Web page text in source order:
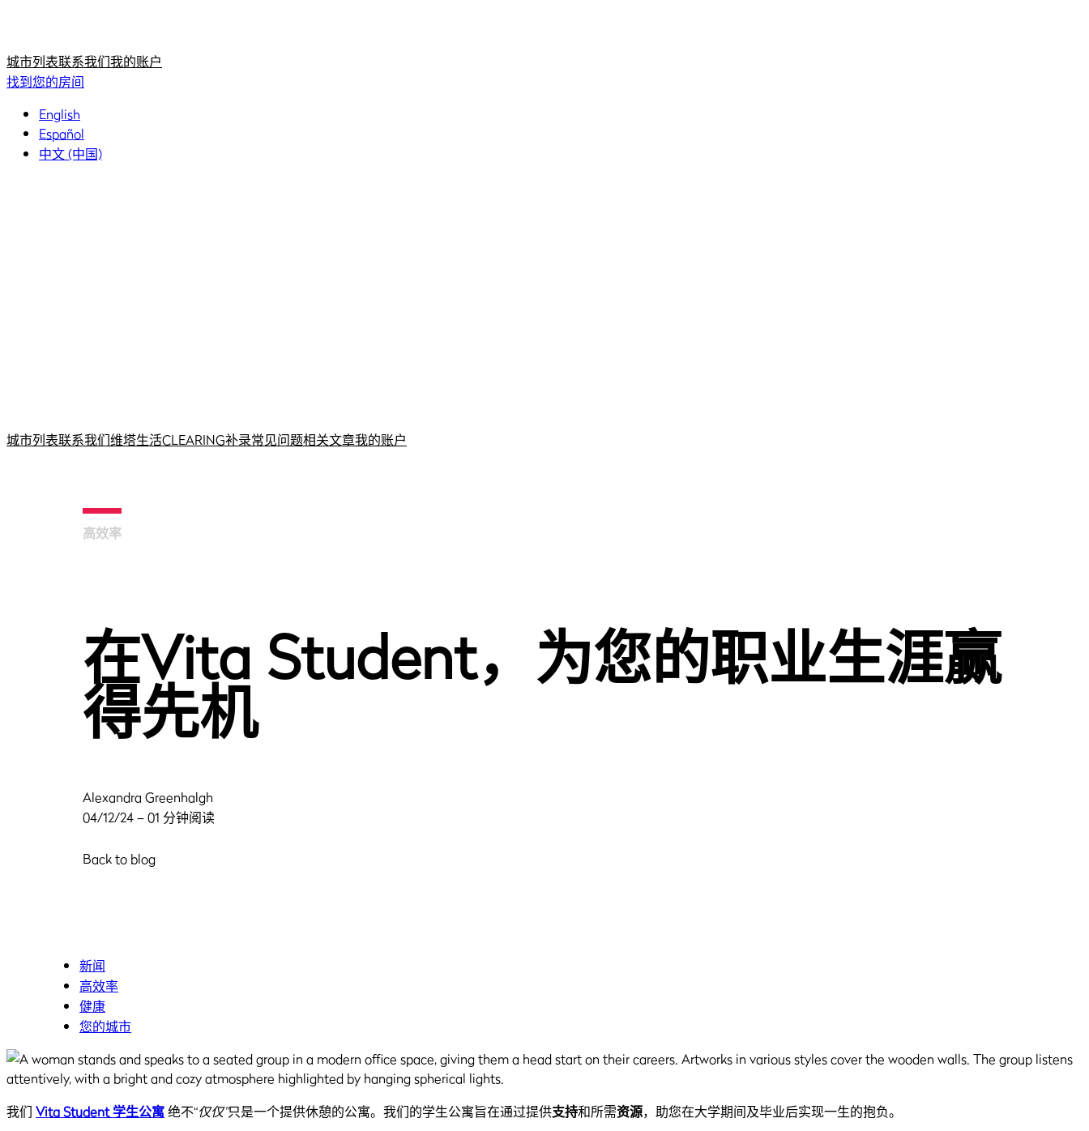
城市列表联系我们我的账户
找到您的房间
English
Español
中文 (中国)
城市列表联系我们维塔生活CLEARING补录常见问题相关文章我的账户
高效率
在Vita Student，为您的职业生涯赢
得先机
Alexandra Greenhalgh
04/12/24 – 01 分钟阅读
Back to blog
新闻
高效率
健康
您的城市
我们 Vita Student 学生公寓绝不“仅仅”只是一个提供休憩的公寓。我们的学生公寓旨在通过提供支持和所需资源，助您在大学期间及毕业后实现一生的抱负。